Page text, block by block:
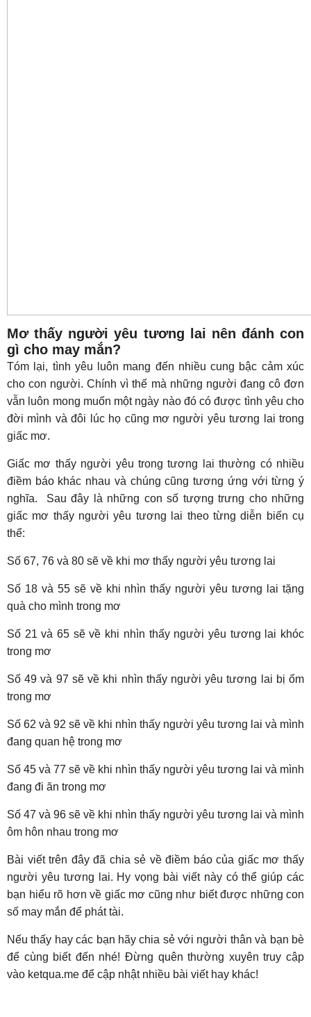
Mơ thấy người yêu tương lai nên đánh con
gì cho may mắn?
Tóm lại, tình yêu luôn mang đến nhiều cung bậc cảm xúc
cho con người. Chính vì thế mà những người đang cô đơn
vẫn luôn mong muốn một ngày nào đó có được tình yêu cho
đời mình và đôi lúc họ cũng mơ người yêu tương lai trong
giấc mơ.
Giấc mơ thấy người yêu trong tương lai thường có nhiều
điềm báo khác nhau và chúng cũng tương ứng với từng ý
nghĩa. Sau đây là những con số tượng trưng cho những
giấc mơ thấy người yêu tương lai theo từng diễn biến cụ
thể:
Số 67, 76 và 80 sẽ về khi mơ thấy người yêu tương lai
Số 18 và 55 sẽ về khi nhìn thấy người yêu tương lai tặng
quà cho mình trong mơ
Số 21 và 65 sẽ về khi nhìn thấy người yêu tương lai khóc
trong mơ
Số 49 và 97 sẽ về khi nhìn thấy người yêu tương lai bị ốm
trong mơ
Số 62 và 92 sẽ về khi nhìn thấy người yêu tương lai và mình
đang quan hệ trong mơ
Số 45 và 77 sẽ về khi nhìn thấy người yêu tương lai và mình
đang đi ăn trong mơ
Số 47 và 96 sẽ về khi nhìn thấy người yêu tương lai và mình
ôm hôn nhau trong mơ
Bài viết trên đây đã chia sẻ về điềm báo của giấc mơ thấy
người yêu tương lai. Hy vọng bài viết này có thể giúp các
bạn hiểu rõ hơn về giấc mơ cũng như biết được những con
số may mắn để phát tài.
Nếu thấy hay các bạn hãy chia sẻ với người thân và bạn bè
để cùng biết đến nhé! Đừng quên thường xuyên truy cập
vào ketqua.me để cập nhật nhiều bài viết hay khác!